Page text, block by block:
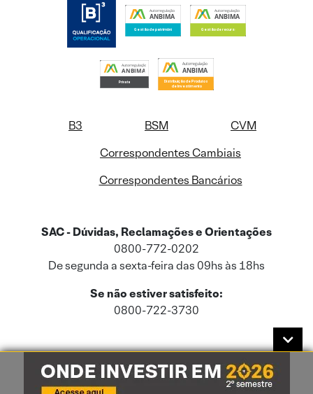
B3 BSM
CVM
Correspondentes Cambiais
Correspondentes Bancários
SAC - Dúvidas, Reclamações e Orientações
0800-772-0202
De segunda a sexta-feira das 09hs às 18hs
Se não estiver satisfeito:
0800-722-3730
Este site usa cookies e dados pessoais de acordo com a nossaPolítica de
Cookies
e a nossaPolítica de Privacidade.